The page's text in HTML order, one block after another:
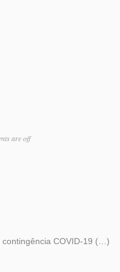
are off
contingência COVID-19 (…)